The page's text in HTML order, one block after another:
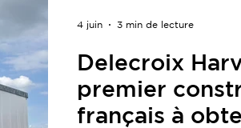
Delecroix
premier
français à
4 juin 3 min de lecture